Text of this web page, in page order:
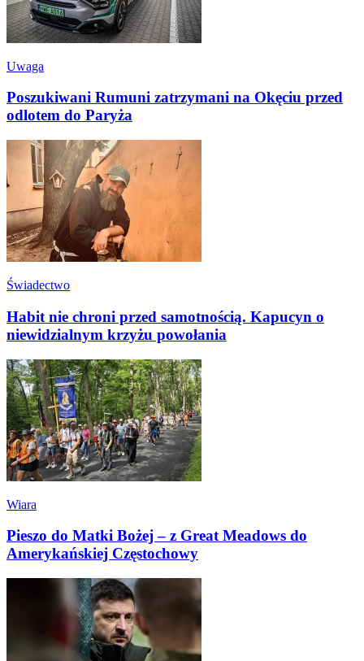
Uwaga
Poszukiwani Rumuni zatrzymani na Okęciu przed
odlotem do Paryża
Świadectwo
Habit nie chroni przed samotnością. Kapucyn o
niewidzialnym krzyżu powołania
Wiara
Pieszo do Matki Bożej – z Great Meadows do
Amerykańskiej Częstochowy